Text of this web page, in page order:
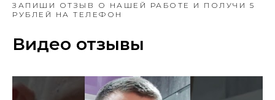
ЗАПИШИ ОТЗЫВ О НАШЕЙ РАБОТЕ И ПОЛУЧИ 5
РУБЛЕЙ НА ТЕЛЕФОН
Видео отзывы